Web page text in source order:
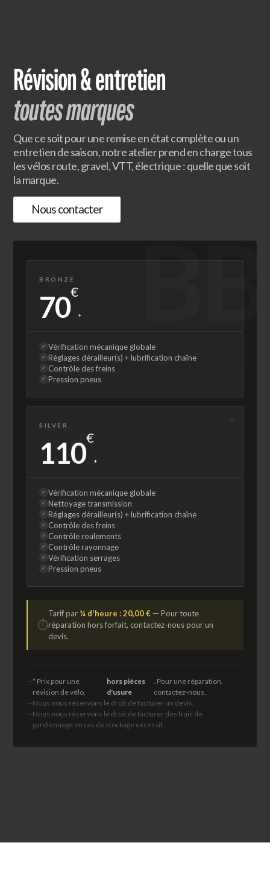
Révision & entretien
toutes marques
Que ce soit pour une remise en état complète ou un
entretien de saison, notre atelier prend en charge tous
les vélos route, gravel, VTT, électrique : quelle que soit
la marque.
Nous contacter
BB
BRONZE
70€
*
✓ Vérification mécanique globale
✓ Réglages dérailleur(s) + lubrification chaîne
✓ Contrôle des freins
✓ Pression pneus
SILVER
110€
*
○
✓ Vérification mécanique globale
✓ Nettoyage transmission
✓ Réglages dérailleur(s) + lubrification chaîne
✓ Contrôle des freins
✓ Contrôle roulements
✓ Contrôle rayonnage
✓ Vérification serrages
✓ Pression pneus
⏱
Tarif par ¼ d'heure : 20,00 € — Pour toute
réparation hors forfait, contactez-nous pour un
devis.
* Prix pour une
révision de vélo,
hors pièces
d'usure
. Pour une réparation,
contactez-nous.
Nous nous réservons le droit de facturer un devis.
Nous nous réservons le droit de facturer des frais de
gardiennage en cas de stockage excessif.